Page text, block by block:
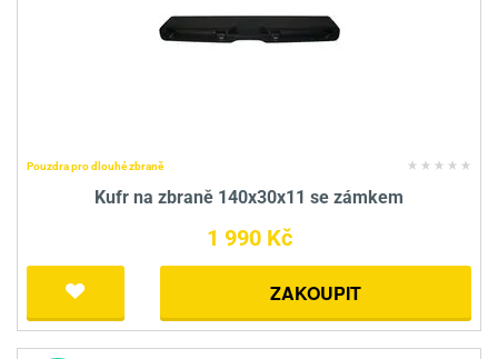
Pouzdra pro dlouhé zbraně
Kufr na zbraně 140x30x11 se zámkem
1 990 Kč
ZAKOUPIT